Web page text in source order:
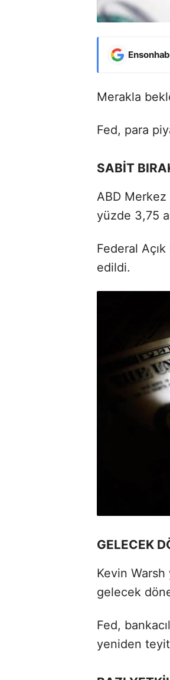
Merakla
Fed, para
SABİT
ABD
yüzde 3,75
Federal
edildi.
GELECEK
Kevin Warsh
gelecek
Fed,
yeniden